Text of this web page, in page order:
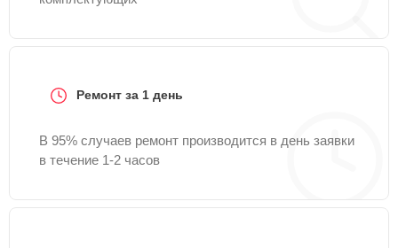
Ремонт за 1 день
В 95% случаев ремонт производится в день заявки
в течение 1-2 часов